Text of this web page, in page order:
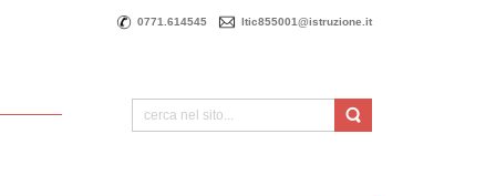
0771.614545 ltic855001@istruzione.it